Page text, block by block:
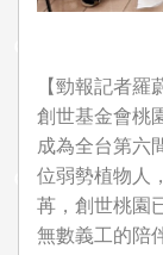
【勁報記者羅
創世基金會桃
成為全台第六
位弱勢植物人
苒，創世桃園
無數義工的陪